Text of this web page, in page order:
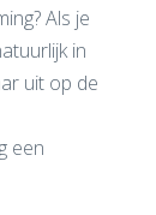
Als je
in
uit op de
een